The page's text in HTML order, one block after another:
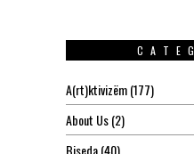
A(rt)ktivizëm(177)
About Us(2)
Biseda(40)